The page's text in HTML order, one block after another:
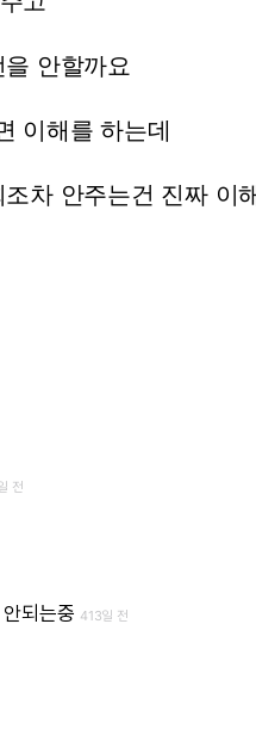
을 안할까요
이해를 하는데
조차 안주는건 진짜 이
전
안되는중 413일 전